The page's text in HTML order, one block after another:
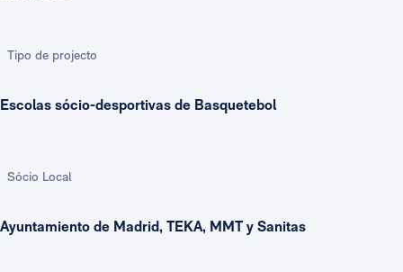
Tipo de projecto
Escolas sócio-desportivas de Basquetebol
Sócio Local
Ayuntamiento de Madrid, TEKA, MMT y Sanitas